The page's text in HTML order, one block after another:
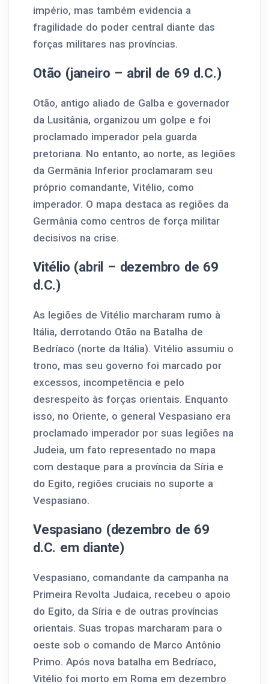
império, mas também evidencia a
fragilidade do poder central diante das
forças militares nas províncias.
Otão (janeiro – abril de 69 d.C.)
Otão, antigo aliado de Galba e governador
da Lusitânia, organizou um golpe e foi
proclamado imperador pela guarda
pretoriana. No entanto, ao norte, as legiões
da Germânia Inferior proclamaram seu
próprio comandante, Vitélio, como
imperador. O mapa destaca as regiões da
Germânia como centros de força militar
decisivos na crise.
Vitélio (abril – dezembro de 69
d.C.)
As legiões de Vitélio marcharam rumo à
Itália, derrotando Otão na Batalha de
Bedríaco (norte da Itália). Vitélio assumiu o
trono, mas seu governo foi marcado por
excessos, incompetência e pelo
desrespeito às forças orientais. Enquanto
isso, no Oriente, o general Vespasiano era
proclamado imperador por suas legiões na
Judeia, um fato representado no mapa
com destaque para a província da Síria e
do Egito, regiões cruciais no suporte a
Vespasiano.
Vespasiano (dezembro de 69
d.C. em diante)
Vespasiano, comandante da campanha na
Primeira Revolta Judaica, recebeu o apoio
do Egito, da Síria e de outras províncias
orientais. Suas tropas marcharam para o
oeste sob o comando de Marco Antônio
Primo. Após nova batalha em Bedríaco,
Vitélio foi morto em Roma em dezembro